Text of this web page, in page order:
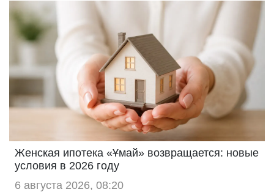
Женская ипотека «Ұмай» возвращается: новые
условия в 2026 году
6 августа 2026, 08:20